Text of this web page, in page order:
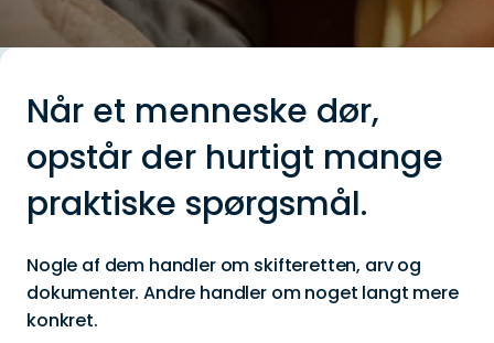
Når et menneske dør,
opstår der hurtigt mange
praktiske spørgsmål.
Nogle af dem handler om skifteretten, arv og
dokumenter. Andre handler om noget langt mere
konkret.